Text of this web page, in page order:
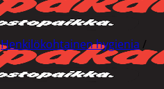
Henkilökohtainen hygienia /